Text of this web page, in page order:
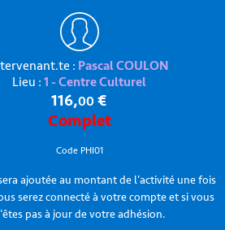
: Pascal COULON
Lieu :1 - Centre Culturel
116,00 €
Complet
Code PHI01
ajoutée au montant de l'activité une fois
serez connecté à votre compte et si vous
pas à jour de votre adhésion.